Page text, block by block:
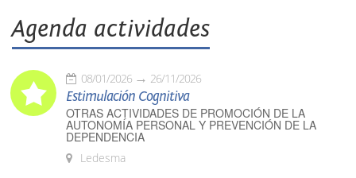
Agenda actividades
08/01/2026 26/11/2026
Estimulación Cognitiva
OTRAS ACTIVIDADES DE PROMOCIÓN DE LA
AUTONOMÍA PERSONAL Y PREVENCIÓN DE LA
DEPENDENCIA
Ledesma